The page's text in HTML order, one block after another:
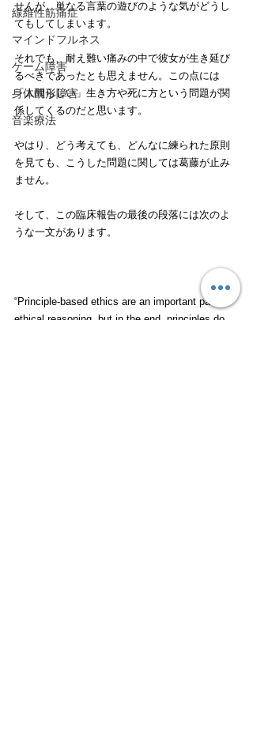
線維性筋痛症
マインドフルネス
ゲーム障害
身体醜形障害
音楽療法
せんが、単なる言葉の遊びのような気がどうし
てもしてしまいます。
それでも、耐え難い痛みの中で彼女が生き延び
るべきであったとも思えません。この点には
「人間らしい」生き方や死に方という問題が関
係してくるのだと思います。
やはり、どう考えても、どんなに練られた原則
を見ても、こうした問題に関しては葛藤が止み
ません。
そして、この臨床報告の最後の段落には次のよ
うな一文があります。
“Principle-based ethics are an important part of
ethical reasoning, but in the end, principles do